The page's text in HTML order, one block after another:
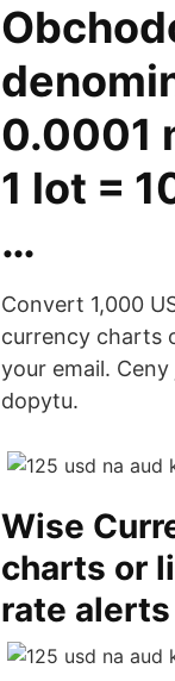
0.0001
1 lot =
…
Convert 1,000
currency charts
your email.
dopytu.
Wise
charts or
rate